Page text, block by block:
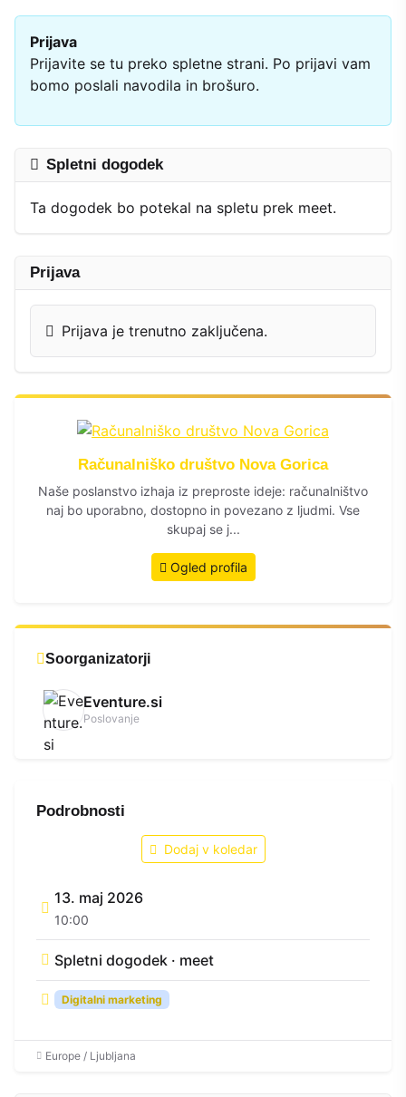
Prijava
Prijavite se tu preko spletne strani. Po prijavi vam
bomo poslali navodila in brošuro.
Spletni dogodek
Ta dogodek bo potekal na spletu prek meet.
Prijava
Prijava je trenutno zaključena.
Računalniško društvo Nova Gorica
Naše poslanstvo izhaja iz preproste ideje: računalništvo
naj bo uporabno, dostopno in povezano z ljudmi. Vse
skupaj se j...
Ogled profila
Soorganizatorji
Eventure.si
Poslovanje
Podrobnosti
Dodaj v koledar
13. maj 2026
10:00
Spletni dogodek · meet
Digitalni marketing
Europe / Ljubljana